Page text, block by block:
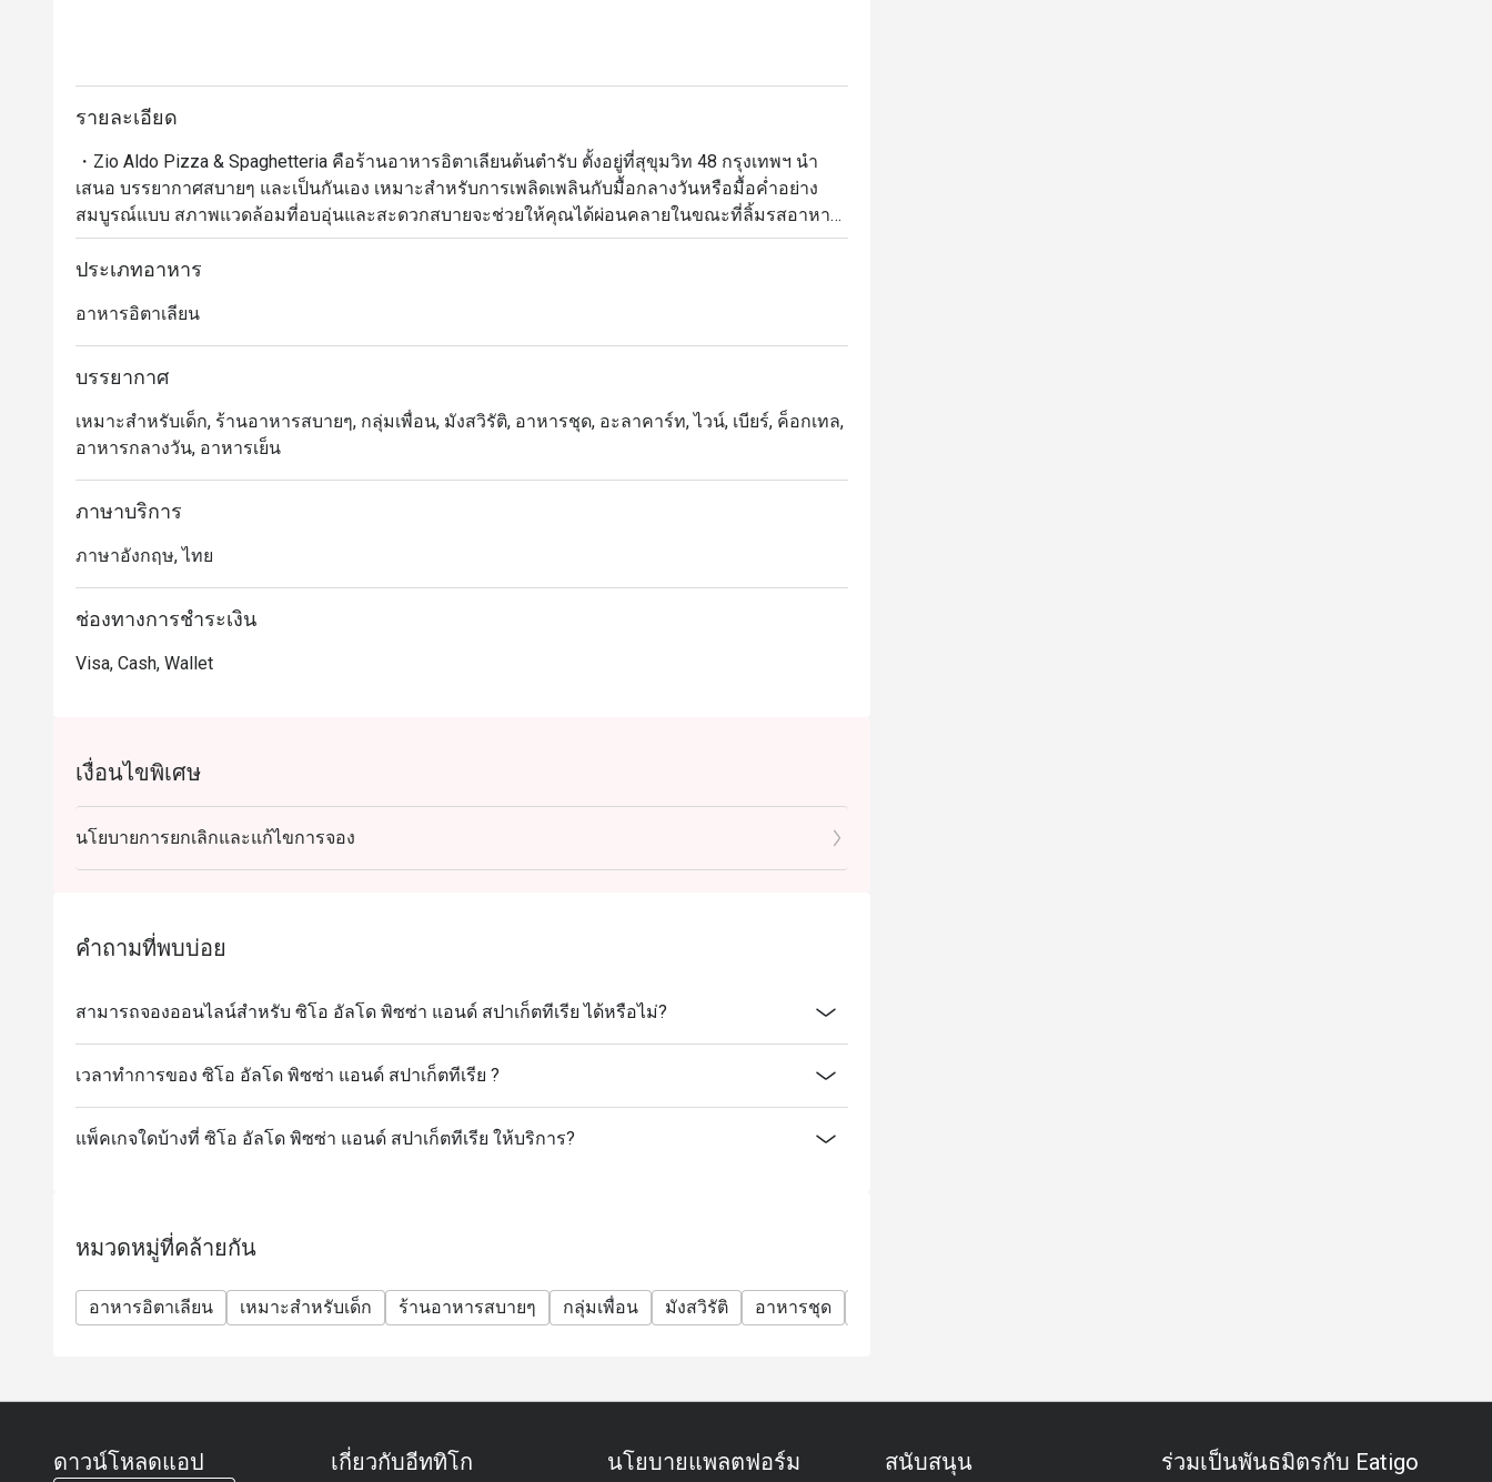
รายละเอียด
・Zio Aldo Pizza & Spaghetteria คือร้านอาหารอิตาเลียนต้นตำรับ ตั้งอยู่ที่สุขุมวิท 48 กรุงเทพฯ นำ
เสนอ บรรยากาศสบายๆ และเป็นกันเอง เหมาะสำหรับการเพลิดเพลินกับมื้อกลางวันหรือมื้อค่ำอย่าง
สมบูรณ์แบบ สภาพแวดล้อมที่อบอุ่นและสะดวกสบายจะช่วยให้คุณได้ผ่อนคลายในขณะที่ลิ้มรสอาหาร
อร่อย
・Zio Aldo มีชื่อเสียงด้านพิซซ่าและสปาเกตตีที่ยอดเยี่ยม คุณสามารถลิ้มรสความสดใหม่ของอาหารที่
ไวน์ เพื่อเติมเต็มประสบการณ์การรับประทานอาหารของคุณ ทางร้านยังมีห้องน้ำที่สะอาด และบริการ
Wi-Fi ฟรีเพื่ออำนวยความสะดวก
・จองโต๊ะที่ Zio Aldo Pizza & Spaghetteria ตอนนี้ และรับโปรโมชั่นสุดคุ้มสูงสุดถึง 50%! รีบสำรองที่
ประเภทอาหาร
อาหารอิตาเลียน
บรรยากาศ
เหมาะสำหรับเด็ก, ร้านอาหารสบายๆ, กลุ่มเพื่อน, มังสวิรัติ, อาหารชุด, อะลาคาร์ท, ไวน์, เบียร์, ค็อกเทล,
อาหารกลางวัน, อาหารเย็น
ภาษาบริการ
ภาษาอังกฤษ, ไทย
ช่องทางการชำระเงิน
Visa, Cash, Wallet
เงื่อนไขพิเศษ
นโยบายการยกเลิกและแก้ไขการจอง
คำถามที่พบบ่อย
สามารถจองออนไลน์สำหรับ ซิโอ อัลโด พิซซ่า แอนด์ สปาเก็ตทีเรีย ได้หรือไม่?
เวลาทำการของ ซิโอ อัลโด พิซซ่า แอนด์ สปาเก็ตทีเรีย ?
แพ็คเกจใดบ้างที่ ซิโอ อัลโด พิซซ่า แอนด์ สปาเก็ตทีเรีย ให้บริการ?
หมวดหมู่ที่คล้ายกัน
อาหารอิตาเลียน เหมาะสำหรับเด็ก ร้านอาหารสบายๆ กลุ่มเพื่อน มังสวิรัติ อาหารชุด
ดาวน์โหลดแอป เกี่ยวกับอีททิโก นโยบายแพลตฟอร์ม สนับสนุน ร่วมเป็นพันธมิตรกับ Eatigo